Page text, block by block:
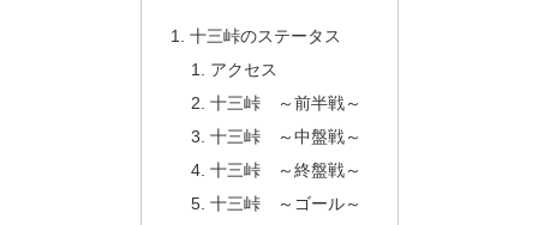
十三峠のステータス
アクセス
十三峠 ～前半戦～
十三峠 ～中盤戦～
十三峠 ～終盤戦～
十三峠 ～ゴール～